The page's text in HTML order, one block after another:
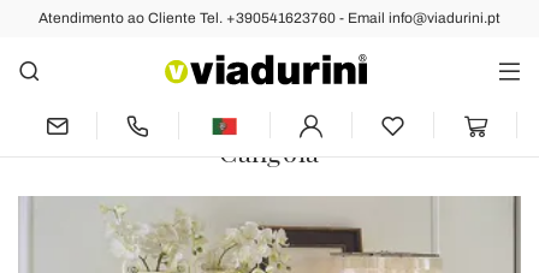
Atendimento ao Cliente Tel. +390541623760 - Email info@viadurini.pt
Anterior Próximo
Aparador de Luxo para Sala de Estar em
Madeira Clássica Made in Italy -
Caligola